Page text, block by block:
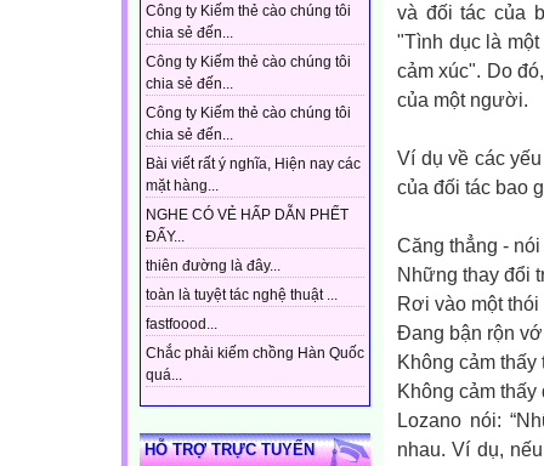
Công ty Kiếm thẻ cào chúng tôi
chia sẻ đến...
Công ty Kiếm thẻ cào chúng tôi
chia sẻ đến...
Công ty Kiếm thẻ cào chúng tôi
chia sẻ đến...
Bài viết rất ý nghĩa, Hiện nay các
mặt hàng...
NGHE CÓ VẺ HẤP DẪN PHẾT
ĐẤY...
thiên đường là đây...
toàn là tuyệt tác nghệ thuật ...
fastfoood...
Chắc phải kiếm chồng Hàn Quốc
quá...
HỖ TRỢ TRỰC TUYẾN
và đối tác của
"Tình dục là
cảm xúc". Do
của một người.
Ví dụ về các
của đối tác bao
Căng thẳng -
Những thay đổi
Rơi vào một
Đang bận rộn
Không cảm
Không cảm
Lozano nói:
nhau. Ví dụ,